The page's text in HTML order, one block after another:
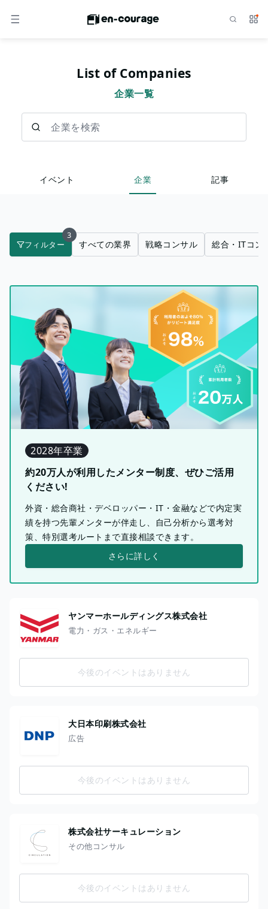
メニュー サ
List of Companies
企業一覧
イベント 企業 記事
フィルター
3
すべての業界 戦略コンサル 総合・ITコン
2028年卒業
約20万人が利用したメンター制度、ぜひご活用
ください!
外資・総合商社・デベロッパー・IT・金融などで内定実
績を持つ先輩メンターが伴走し、自己分析から選考対
策、特別選考ルートまで直接相談できます。
さらに詳しく
ヤンマーホールディングス株式会社
電力・ガス・エネルギー
今後のイベントはありません
大日本印刷株式会社
広告
今後のイベントはありません
株式会社サーキュレーション
その他コンサル
今後のイベントはありません